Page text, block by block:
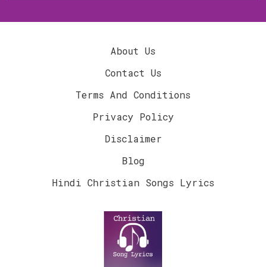
About Us
Contact Us
Terms And Conditions
Privacy Policy
Disclaimer
Blog
Hindi Christian Songs Lyrics